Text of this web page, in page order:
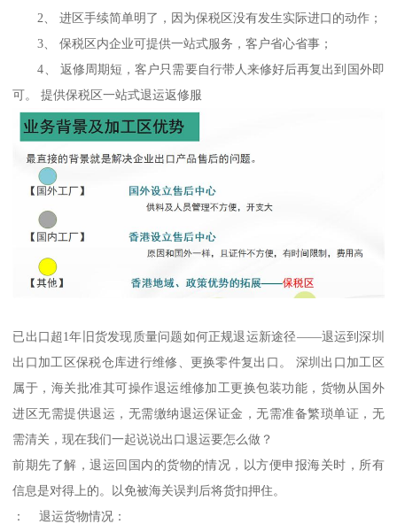
2、 进区手续简单明了，因为保税区没有发生实际进口的动作；
3、 保税区内企业可提供一站式服务，客户省心省事；
4、 返修周期短，客户只需要自行带人来修好后再复出到国外即
可。 提供保税区一站式退运返修服
已出口超1年旧货发现质量问题如何正规退运新途径——退运到深圳
出口加工区保税仓库进行维修、更换零件复出口。 深圳出口加工区
属于，海关批准其可操作退运维修加工更换包装功能，货物从国外
进区无需提供退运，无需缴纳退运保证金，无需准备繁琐单证，无
需清关，现在我们一起说说出口退运要怎么做？
前期先了解，退运回国内的货物的情况，以方便申报海关时，所有
信息是对得上的。以免被海关误判后将货扣押住。
： 退运货物情况：